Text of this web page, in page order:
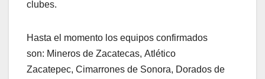
clubes.
Hasta el momento los equipos confirmados
son: Mineros de Zacatecas, Atlético
Zacatepec, Cimarrones de Sonora, Dorados de